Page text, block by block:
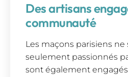
Des artisans
communauté
Les maçons parisiens ne
seulement passionnés
sont également